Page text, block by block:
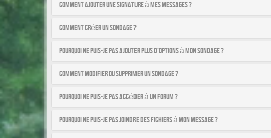
Comment ajouter une signature à mes messages ?
Comment créer un sondage ?
Pourquoi ne puis-je pas ajouter plus d’options à mon sondage ?
Comment modifier ou supprimer un sondage ?
Pourquoi ne puis-je pas accéder à un forum ?
Pourquoi ne puis-je pas joindre des fichiers à mon message ?